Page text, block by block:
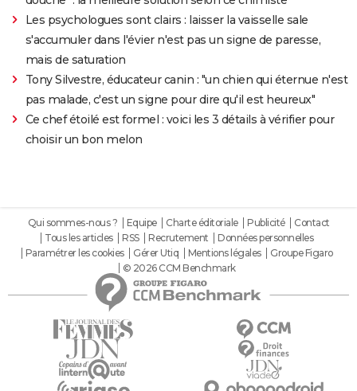
Les psychologues sont clairs : laisser la vaisselle sale
s'accumuler dans l'évier n'est pas un signe de paresse,
mais de saturation
Tony Silvestre, éducateur canin : "un chien qui éternue n'est
pas malade, c'est un signe pour dire qu'il est heureux"
Ce chef étoilé est formel : voici les 3 détails à vérifier pour
choisir un bon melon
Qui sommes-nous ? Equipe Charte éditoriale Publicité
Contact
Tous les articles
RSS Recrutement
Données personnelles
Paramétrer les cookies
Gérer Utiq Mentions légales
Groupe Figaro
© 2026 CCM Benchmark